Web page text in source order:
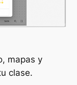
mapas y
clase.